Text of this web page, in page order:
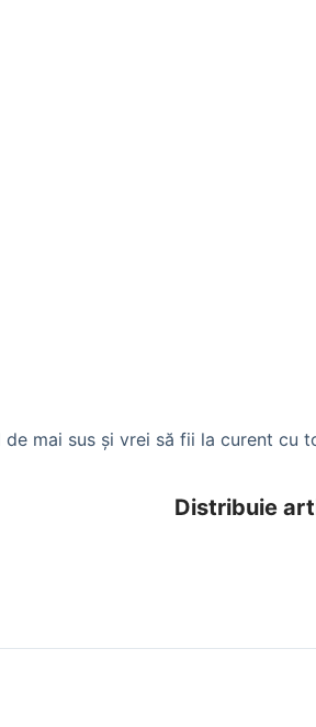
mai sus și vrei să fii la curent cu
Distribuie